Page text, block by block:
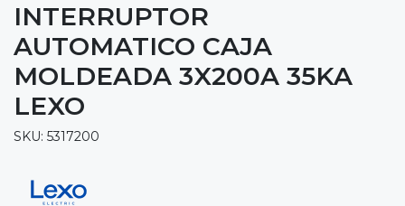
INTERRUPTOR
AUTOMATICO CAJA
MOLDEADA 3X200A 35KA
LEXO
SKU: 5317200